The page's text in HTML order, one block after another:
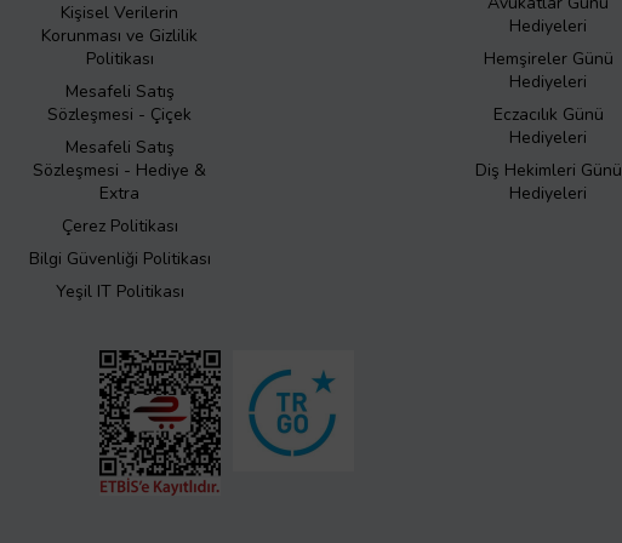
Kişisel Verilerin
Korunması ve Gizlilik
Politikası
Mesafeli Satış
Sözleşmesi - Çiçek
Mesafeli Satış
Sözleşmesi - Hediye &
Extra
Çerez Politikası
Bilgi Güvenliği Politikası
Yeşil IT Politikası
Hediyeleri
Hemşireler Günü
Hediyeleri
Eczacılık Günü
Hediyeleri
Diş Hekimleri Günü
Hediyeleri